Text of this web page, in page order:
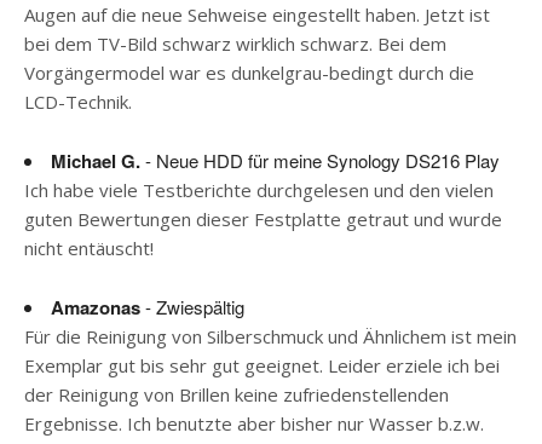
Augen auf die neue Sehweise eingestellt haben. Jetzt ist
bei dem TV-Bild schwarz wirklich schwarz. Bei dem
Vorgängermodel war es dunkelgrau-bedingt durch die
LCD-Technik.
Michael G.- Neue HDD für meine Synology DS216 Play
Ich habe viele Testberichte durchgelesen und den vielen
guten Bewertungen dieser Festplatte getraut und wurde
nicht entäuscht!
Amazonas- Zwiespältig
Für die Reinigung von Silberschmuck und Ähnlichem ist mein
Exemplar gut bis sehr gut geeignet. Leider erziele ich bei
der Reinigung von Brillen keine zufriedenstellenden
Ergebnisse. Ich benutzte aber bisher nur Wasser b.z.w.